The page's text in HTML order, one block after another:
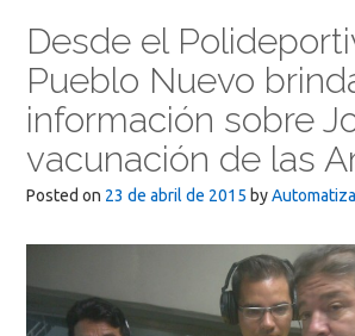
Desde el
Pueblo Nuevo
información sobre
vacunación de las
Posted on 23 de abril de 2015 by